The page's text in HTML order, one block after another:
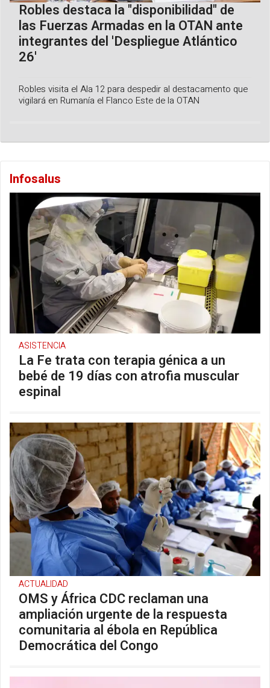
Robles destaca la "disponibilidad" de
las Fuerzas Armadas en la OTAN ante
integrantes del 'Despliegue Atlántico
26'
Robles visita el Ala 12 para despedir al destacamento que
vigilará en Rumanía el Flanco Este de la OTAN
Infosalus
ASISTENCIA
La Fe trata con terapia génica a un
bebé de 19 días con atrofia muscular
espinal
ACTUALIDAD
OMS y África CDC reclaman una
ampliación urgente de la respuesta
comunitaria al ébola en República
Democrática del Congo